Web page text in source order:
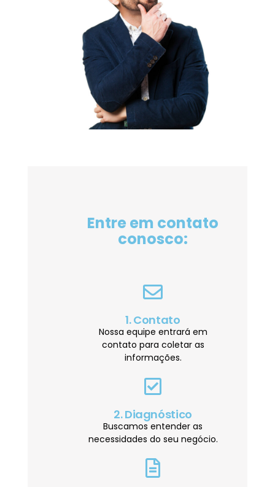
Entre em contato
conosco:
1. Contato
Nossa equipe entrará em
contato para coletar as
informações.
2. Diagnóstico
Buscamos entender as
necessidades do seu negócio.